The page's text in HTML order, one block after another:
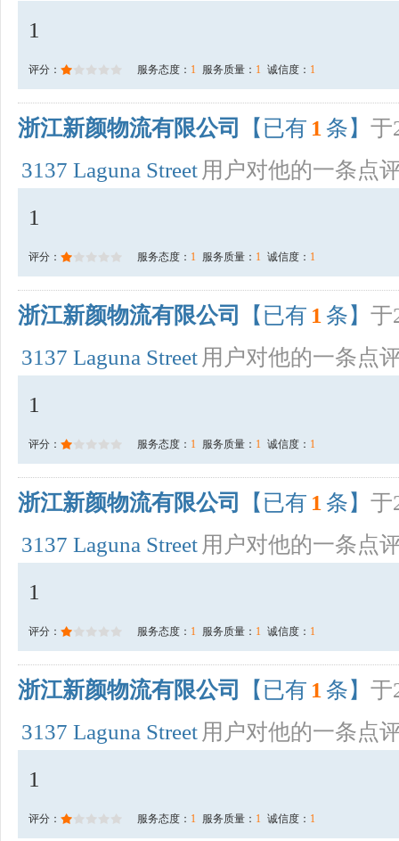
1
评分： 服务态度： 1 服务质量： 1 诚信度： 1
浙江新颜物流有限公司 【已有 1 条】 于
3137 Laguna Street 用户对他的一条点
1
评分： 服务态度： 1 服务质量： 1 诚信度： 1
浙江新颜物流有限公司 【已有 1 条】 于
3137 Laguna Street 用户对他的一条点
1
评分： 服务态度： 1 服务质量： 1 诚信度： 1
浙江新颜物流有限公司 【已有 1 条】 于
3137 Laguna Street 用户对他的一条点
1
评分： 服务态度： 1 服务质量： 1 诚信度： 1
浙江新颜物流有限公司 【已有 1 条】 于
3137 Laguna Street 用户对他的一条点
1
评分： 服务态度： 1 服务质量： 1 诚信度： 1